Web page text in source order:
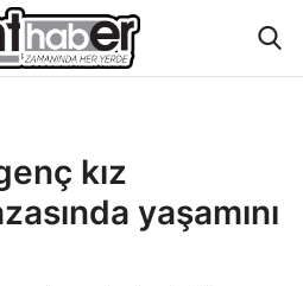
kız
yaşamını